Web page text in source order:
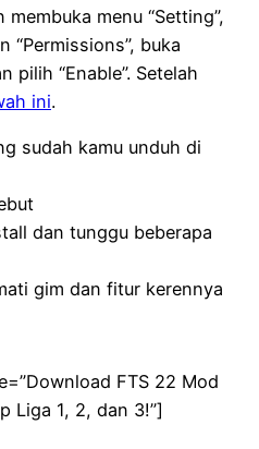
menu “Setting”,
“Permissions”, buka
pilih “Enable”. Setelah
ini.
sudah kamu unduh di
dan tunggu beberapa
gim dan fitur kerennya
FTS 22 Mod
Liga 1, 2, dan 3!”]